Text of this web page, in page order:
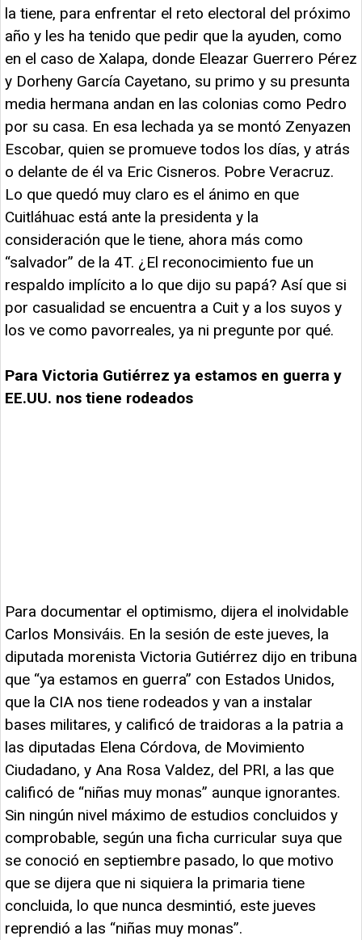
la tiene, para enfrentar el reto electoral del próximo
año y les ha tenido que pedir que la ayuden, como
en el caso de Xalapa, donde Eleazar Guerrero Pérez
y Dorheny García Cayetano, su primo y su presunta
media hermana andan en las colonias como Pedro
por su casa. En esa lechada ya se montó Zenyazen
Escobar, quien se promueve todos los días, y atrás
o delante de él va Eric Cisneros. Pobre Veracruz.
Lo que quedó muy claro es el ánimo en que
Cuitláhuac está ante la presidenta y la
consideración que le tiene, ahora más como
“salvador” de la 4T. ¿El reconocimiento fue un
respaldo implícito a lo que dijo su papá? Así que si
por casualidad se encuentra a Cuit y a los suyos y
los ve como pavorreales, ya ni pregunte por qué.
Para Victoria Gutiérrez ya estamos en guerra y
EE.UU. nos tiene rodeados
Para documentar el optimismo, dijera el inolvidable
Carlos Monsiváis. En la sesión de este jueves, la
diputada morenista Victoria Gutiérrez dijo en tribuna
que “ya estamos en guerra” con Estados Unidos,
que la CIA nos tiene rodeados y van a instalar
bases militares, y calificó de traidoras a la patria a
las diputadas Elena Córdova, de Movimiento
Ciudadano, y Ana Rosa Valdez, del PRI, a las que
calificó de “niñas muy monas” aunque ignorantes.
Sin ningún nivel máximo de estudios concluidos y
comprobable, según una ficha curricular suya que
se conoció en septiembre pasado, lo que motivo
que se dijera que ni siquiera la primaria tiene
concluida, lo que nunca desmintió, este jueves
reprendió a las “niñas muy monas”.